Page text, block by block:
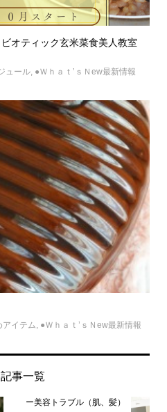
オティック玄米菜食美人教室
ュール, ●Ｗｈａｔ’ｓＮew最新情報
アイテム ●Ｗｈａｔ’ｓＮew最新情報
事一覧
ー美容トラブル（肌、髪）